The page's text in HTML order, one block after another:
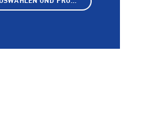
SHOP AUSWÄHLEN UND PRODUKTE ANZEIGEN